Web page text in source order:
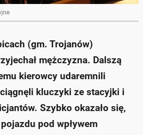
(gm. Trojanów)
mężczyzna. Dalszą
kierowcy udaremnili
kluczyki ze stacyjki i
Szybko okazało się,
pod wpływem